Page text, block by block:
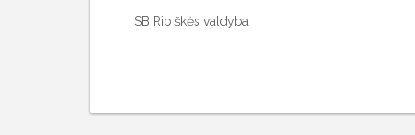
SB Ribiškės valdyba